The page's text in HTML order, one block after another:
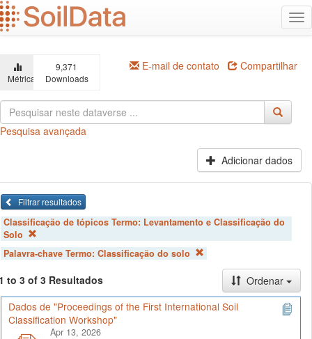
Ir
para
o
principal
Métricas
9,371
Downloads
E-mail de contato Compartilhar
Pesquisa avançada
Adicionar dados
Filtrar resultados
Classificação de tópicos Termo: Levantamento e Classificação do
Solo
Palavra-chave Termo: Classificação do solo
to 3 of 3 Resultados
Ordenar
Dados de "Proceedings of the First International Soil
Classification Workshop"
Apr 13, 2026